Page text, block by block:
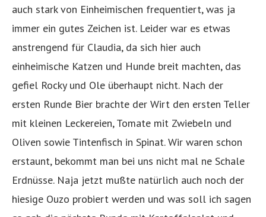
auch stark von Einheimischen frequentiert, was ja
immer ein gutes Zeichen ist. Leider war es etwas
anstrengend für Claudia, da sich hier auch
einheimische Katzen und Hunde breit machten, das
gefiel Rocky und Ole überhaupt nicht. Nach der
ersten Runde Bier brachte der Wirt den ersten Teller
mit kleinen Leckereien, Tomate mit Zwiebeln und
Oliven sowie Tintenfisch in Spinat. Wir waren schon
erstaunt, bekommt man bei uns nicht mal ne Schale
Erdnüsse. Naja jetzt mußte natürlich auch noch der
hiesige Ouzo probiert werden und was soll ich sagen